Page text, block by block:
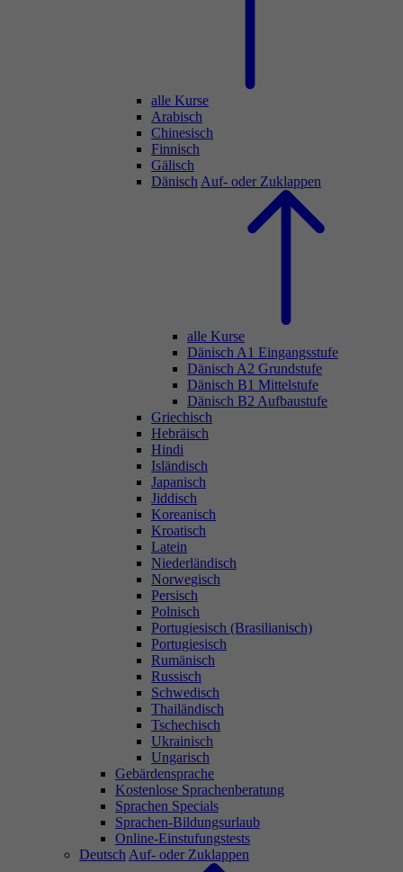
alle Kurse
Arabisch
Chinesisch
Finnisch
Gälisch
Dänisch Auf- oder Zuklappen
alle Kurse
Dänisch A1 Eingangsstufe
Dänisch A2 Grundstufe
Dänisch B1 Mittelstufe
Dänisch B2 Aufbaustufe
Griechisch
Hebräisch
Hindi
Isländisch
Japanisch
Jiddisch
Koreanisch
Kroatisch
Latein
Niederländisch
Norwegisch
Persisch
Polnisch
Portugiesisch (Brasilianisch)
Portugiesisch
Rumänisch
Russisch
Schwedisch
Thailändisch
Tschechisch
Ukrainisch
Ungarisch
Gebärdensprache
Kostenlose Sprachenberatung
Sprachen Specials
Sprachen-Bildungsurlaub
Online-Einstufungstests
Deutsch Auf- oder Zuklappen